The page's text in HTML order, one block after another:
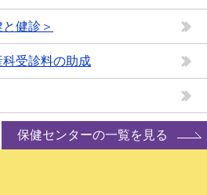
健診＞
受診料の助成
保健センターの一覧を見る